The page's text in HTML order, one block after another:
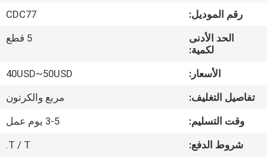
المعمل
مراقبة
الجودة
اتصل
رقم الموديل:
CDC77
الحد الأدنى
لكمية:
5 قطع
الأسعار:
40USD~50USD
تفاصيل التغليف:
مربع والكرتون
وقت التسليم:
3-5 يوم عمل
شروط الدفع:
T / T.